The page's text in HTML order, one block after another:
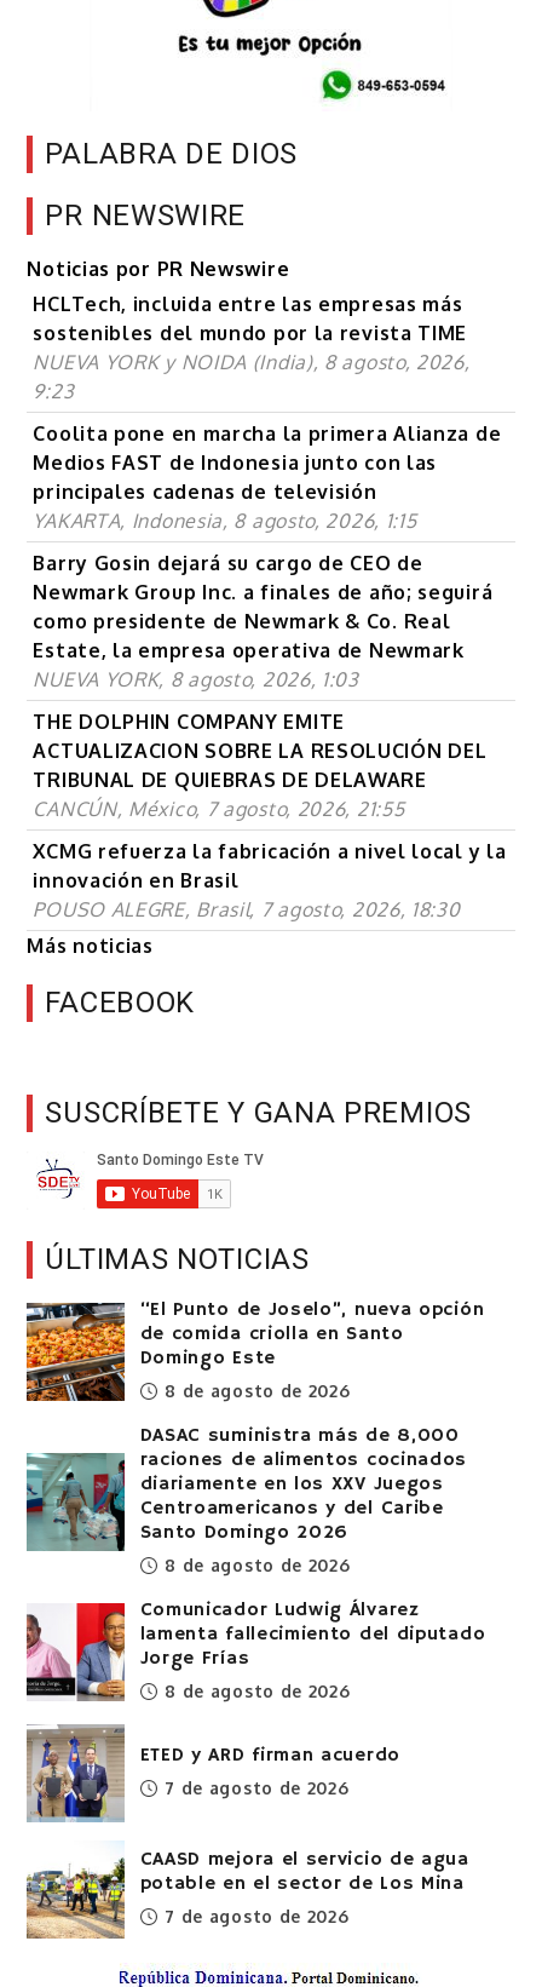
PALABRA DE DIOS
PR NEWSWIRE
Noticias por PR Newswire
HCLTech, incluida entre las empresas más
sostenibles del mundo por la revista TIME
NUEVA YORK y NOIDA (India), 8 agosto, 2026,
9:23
Coolita pone en marcha la primera Alianza de
Medios FAST de Indonesia junto con las
principales cadenas de televisión
YAKARTA, Indonesia, 8 agosto, 2026, 1:15
Barry Gosin dejará su cargo de CEO de
Newmark Group Inc. a finales de año; seguirá
como presidente de Newmark & Co. Real
Estate, la empresa operativa de Newmark
NUEVA YORK, 8 agosto, 2026, 1:03
THE DOLPHIN COMPANY EMITE
ACTUALIZACION SOBRE LA RESOLUCIÓN DEL
TRIBUNAL DE QUIEBRAS DE DELAWARE
CANCÚN, México, 7 agosto, 2026, 21:55
XCMG refuerza la fabricación a nivel local y la
innovación en Brasil
POUSO ALEGRE, Brasil, 7 agosto, 2026, 18:30
Más noticias
FACEBOOK
SUSCRÍBETE Y GANA PREMIOS
ÚLTIMAS NOTICIAS
“El Punto de Joselo”, nueva opción
de comida criolla en Santo
Domingo Este
8 de agosto de 2026
DASAC suministra más de 8,000
raciones de alimentos cocinados
diariamente en los XXV Juegos
Centroamericanos y del Caribe
Santo Domingo 2026
8 de agosto de 2026
Comunicador Ludwig Álvarez
lamenta fallecimiento del diputado
Jorge Frías
8 de agosto de 2026
ETED y ARD firman acuerdo
7 de agosto de 2026
CAASD mejora el servicio de agua
potable en el sector de Los Mina
7 de agosto de 2026